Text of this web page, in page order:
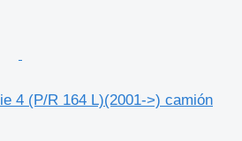
4 (P/R 164 L)(2001->) camión